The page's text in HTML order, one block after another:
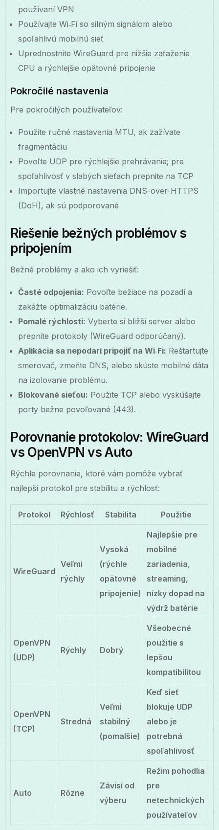
používaní VPN
Používajte Wi‑Fi so silným signálom alebo
spoľahlivú mobilnú sieť
Uprednostnite WireGuard pre nižšie zaťaženie
CPU a rýchlejšie opätovné pripojenie
Pokročilé nastavenia
Pre pokročilých používateľov:
Použite ručné nastavenia MTU, ak zažívate
fragmentáciu
Povoľte UDP pre rýchlejšie prehrávanie; pre
spoľahlivosť v slabých sieťach prepnite na TCP
Importujte vlastné nastavenia DNS-over-HTTPS
(DoH), ak sú podporované
Riešenie bežných problémov s
pripojením
Bežné problémy a ako ich vyriešiť:
Časté odpojenia: Povoľte bežiace na pozadí a
zakážte optimalizáciu batérie.
Pomalé rýchlosti: Vyberte si bližší server alebo
prepnite protokoly (WireGuard odporúčaný).
Aplikácia sa nepodarí pripojiť na Wi‑Fi: Reštartujte
smerovač, zmeňte DNS, alebo skúste mobilné dáta
na izolovanie problému.
Blokované sieťou: Použite TCP alebo vyskúšajte
porty bežne povoľované (443).
Porovnanie protokolov: WireGuard
vs OpenVPN vs Auto
Rýchle porovnanie, ktoré vám pomôže vybrať
najlepší protokol pre stabilitu a rýchlosť:
Protokol Rýchlosť Stabilita Použitie
WireGuard
Veľmi
rýchly
Vysoká
(rýchle
opätovné
pripojenie)
Najlepšie pre
mobilné
zariadenia,
streaming,
nízky dopad na
výdrž batérie
OpenVPN
(UDP)
Rýchly Dobrý
Všeobecné
použitie s
lepšou
kompatibilitou
OpenVPN
(TCP)
Stredná
Veľmi
stabilný
(pomalšie)
Keď sieť
blokuje UDP
alebo je
potrebná
spoľahlivosť
Auto Rôzne
Závisí od
výberu
Režim pohodlia
pre
netechnických
používateľov